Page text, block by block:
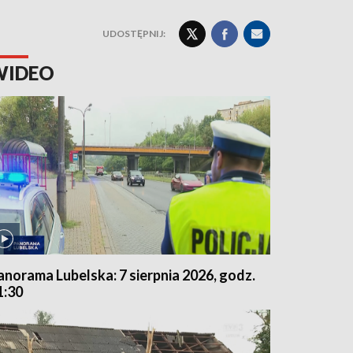
UDOSTĘPNIJ:
Lubelska: 7 sierpnia 2026, godz.